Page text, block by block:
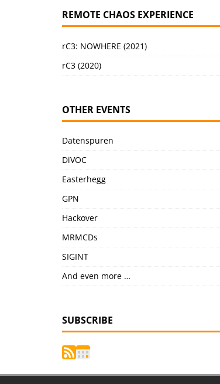
REMOTE CHAOS EXPERIENCE
rC3: NOWHERE (2021)
rC3 (2020)
OTHER EVENTS
Datenspuren
DiVOC
Easterhegg
GPN
Hackover
MRMCDs
SIGINT
And even more …
SUBSCRIBE